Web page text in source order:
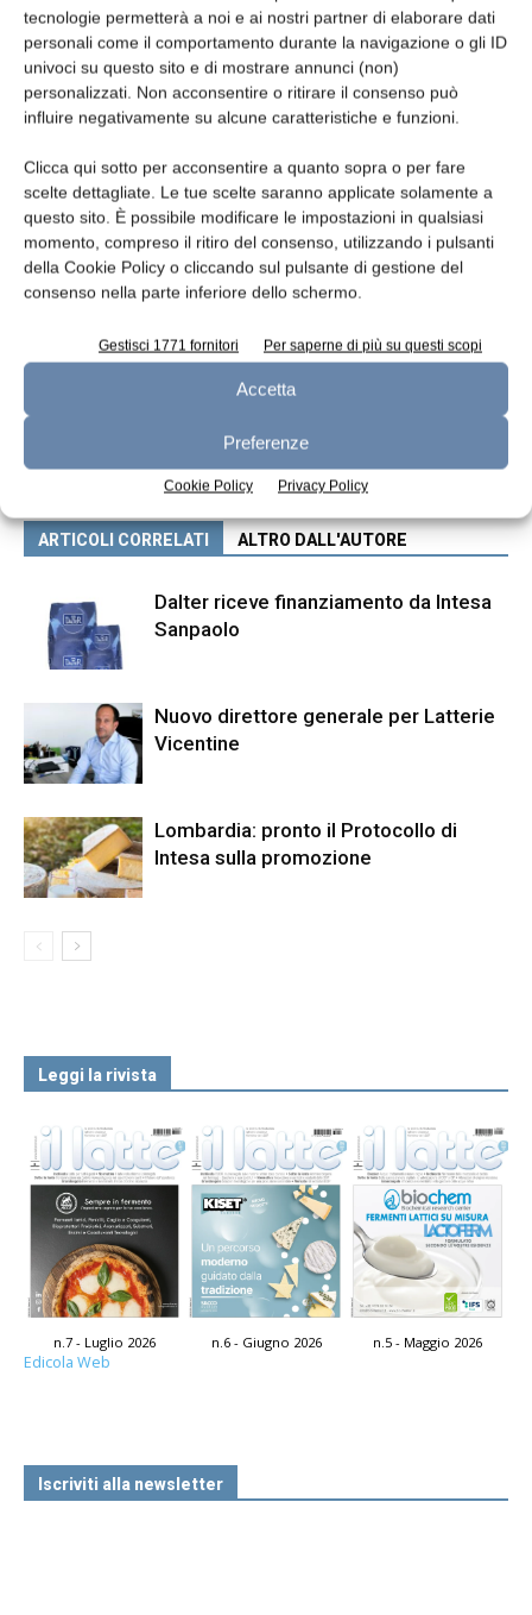
tecnologie permetterà a noi e ai nostri partner di elaborare dati
personali come il comportamento durante la navigazione o gli ID
univoci su questo sito e di mostrare annunci (non)
personalizzati. Non acconsentire o ritirare il consenso può
influire negativamente su alcune caratteristiche e funzioni.
Clicca qui sotto per acconsentire a quanto sopra o per fare
scelte dettagliate. Le tue scelte saranno applicate solamente a
questo sito. È possibile modificare le impostazioni in qualsiasi
momento, compreso il ritiro del consenso, utilizzando i pulsanti
della Cookie Policy o cliccando sul pulsante di gestione del
consenso nella parte inferiore dello schermo.
Gestisci 1771 fornitori Per saperne di più su questi scopi
Accetta
Preferenze
Cookie Policy Privacy Policy
individuati con il CNR per accrescere la qualità
di questo prodotto. Continueremo il percorso
di valorizzazione del Bitto DOP: un progetto a
sostegno del lavoro negli alpeggi e degli
Il Grana Padano senza crosta
altoatesino tira le fila del 2024
ARTICOLI CORRELATI ALTRO DALL'AUTORE
Dalter riceve finanziamento da Intesa
Sanpaolo
Nuovo direttore generale per Latterie
Vicentine
Lombardia: pronto il Protocollo di
Intesa sulla promozione
Leggi la rivista
n.7 - Luglio 2026 n.6 - Giugno 2026 n.5 - Maggio 2026
Edicola Web
Iscriviti alla newsletter